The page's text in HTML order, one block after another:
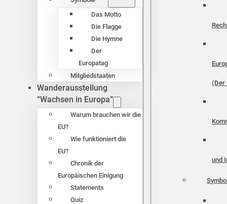
Das Motto
Die Flagge
Die Hymne
Der
Europatag
Mitgliedstaaten
Wanderausstellung
“Wachsen in Europa”
Warum brauchen wir die
EU?
Wie funktioniert die
EU?
Chronik der
Europäischen Einigung
Statements
Quiz
(Der
und